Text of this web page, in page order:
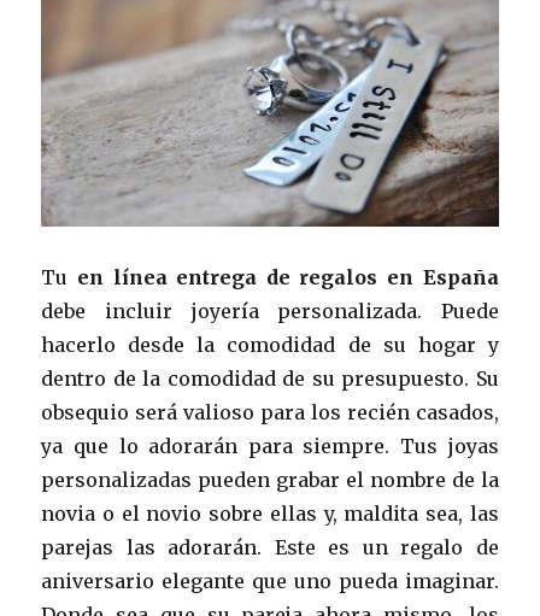
Tu en línea entrega de regalos en España
debe incluir joyería personalizada. Puede
hacerlo desde la comodidad de su hogar y
dentro de la comodidad de su presupuesto. Su
obsequio será valioso para los recién casados,
ya que lo adorarán para siempre. Tus joyas
personalizadas pueden grabar el nombre de la
novia o el novio sobre ellas y, maldita sea, las
parejas las adorarán. Este es un regalo de
aniversario elegante que uno pueda imaginar.